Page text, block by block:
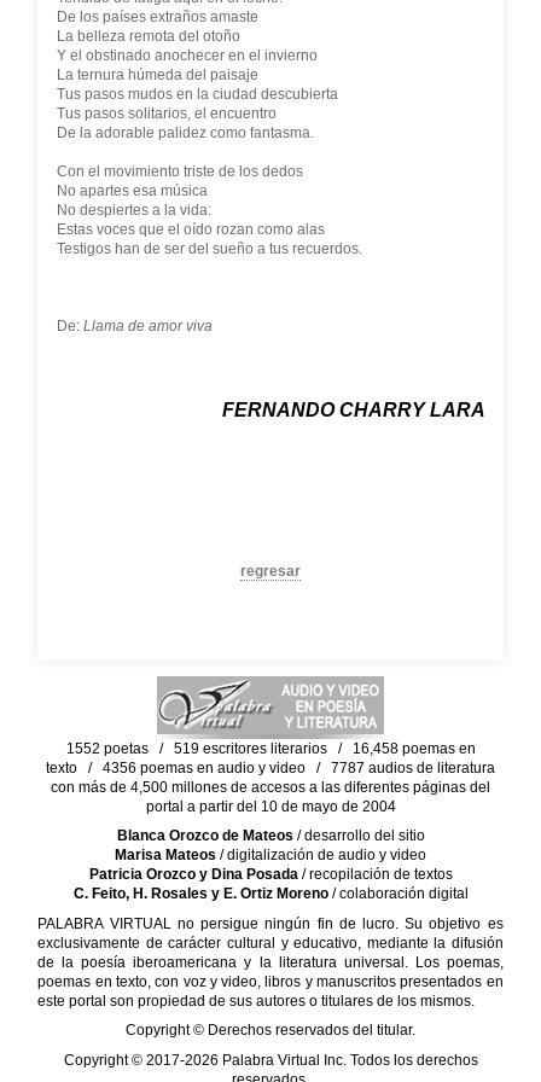
De los países extraños amaste
La belleza remota del otoño
Y el obstinado anochecer en el invierno
La ternura húmeda del paisaje
Tus pasos mudos en la ciudad descubierta
Tus pasos solitarios, el encuentro
De la adorable palidez como fantasma.
Con el movimiento triste de los dedos
No apartes esa música
No despiertes a la vida:
Estas voces que el oído rozan como alas
Testigos han de ser del sueño a tus recuerdos.
De: Llama de amor viva
FERNANDO CHARRY LARA
regresar
1552 poetas / 519 escritores literarios / 16,458 poemas en
texto / 4356 poemas en audio y video / 7787 audios de literatura
con más de 4,500 millones de accesos a las diferentes páginas del
portal a partir del 10 de mayo de 2004
Blanca Orozco de Mateos / desarrollo del sitio
Marisa Mateos / digitalización de audio y video
Patricia Orozco y Dina Posada/ recopilación de textos
C. Feito, H. Rosales y E. Ortiz Moreno/ colaboración digital
PALABRA VIRTUAL no persigue ningún fin de lucro. Su objetivo es
exclusivamente de carácter cultural y educativo, mediante la difusión
de la poesía iberoamericana y la literatura universal. Los poemas,
poemas en texto, con voz y video, libros y manuscritos presentados en
este portal son propiedad de sus autores o titulares de los mismos.
Copyright © Derechos reservados del titular.
Copyright © 2017-2026 Palabra Virtual Inc. Todos los derechos